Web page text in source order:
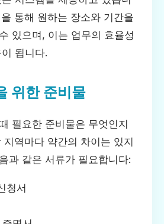
통해 원하는 장소와 기간을
있으며, 이는 업무의 효율성
됩니다.
위한 준비물
필요한 준비물은 무엇인지
지역마다 약간의 차이는 있지
과 같은 서류가 필요합니다:
청서